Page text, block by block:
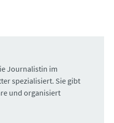
Journalistin im
spezialisiert. Sie gibt
und organisiert